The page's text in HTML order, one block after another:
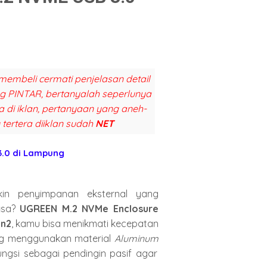
cermati penjelasan detail
bertanyalah seperlunya
iklan, pertanyaan yang aneh-
diiklan sudahNET
di Lampung
penyimpanan eksternal yang
UGREEN M.2 NVMe Enclosure
kamu bisa menikmati kecepatan
menggunakan material Aluminum
sebagai pendingin pasif agar